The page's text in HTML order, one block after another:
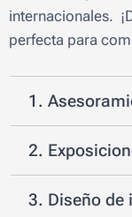
internacionales.
perfecta para
1.
profesional
mundo del
2.
artísticas o
3. Diseño de